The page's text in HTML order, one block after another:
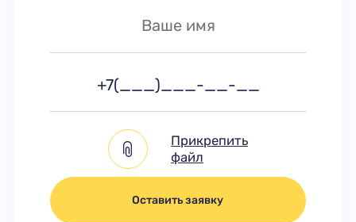
Прикрепить
файл
Оставить заявку